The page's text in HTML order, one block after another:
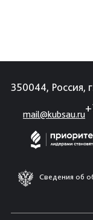
350044, Россия,
mail@kubsau.ru
Сведения об